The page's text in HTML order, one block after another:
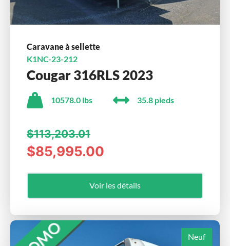
Caravane à sellette
K1NC-23-212
Cougar 316RLS 2023
10578.0 lbs 35.8 pieds
$113,203.01
$85,995.00
Voir les détails
Neuf